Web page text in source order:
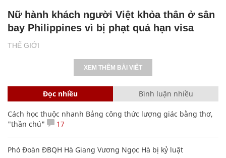
THẾ GIỚI
Nữ hành khách người Việt khỏa thân ở sân
bay Philippines vì bị phạt quá hạn visa
XEM THÊM BÀI VIẾT
Đọc nhiều Bình luận nhiều
Cách học thuộc nhanh Bảng công thức lượng giác bằng thơ,
"thần chú"
17
Phó Đoàn ĐBQH Hà Giang Vương Ngọc Hà bị kỷ luật